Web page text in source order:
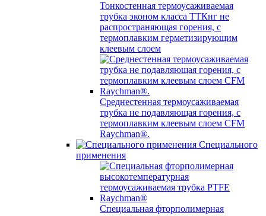
Тонкостенная термоусаживаемая
трубка эконом класса ТТКнг не
распространяющая горения, с
термоплавким герметизирующим
клеевым слоем
Среднестенная термоусаживаемая
трубка не подавляющая горения, с
термоплавким клеевым слоем CFM
Raychman®.
Специального
применения
Специальная фторполимерная